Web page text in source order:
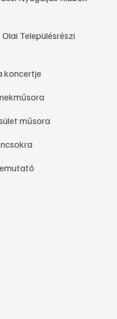
Településrészi
koncertje
műsora